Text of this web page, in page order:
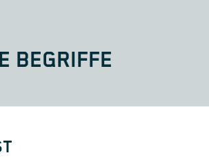
BEGRIFFE